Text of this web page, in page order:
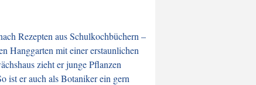
Rezepten aus Schulkochbüchern –
Hanggarten mit einer erstaunlichen
zieht er junge Pflanzen
ist er auch als Botaniker ein gern